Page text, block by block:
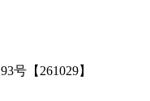
号【261029】